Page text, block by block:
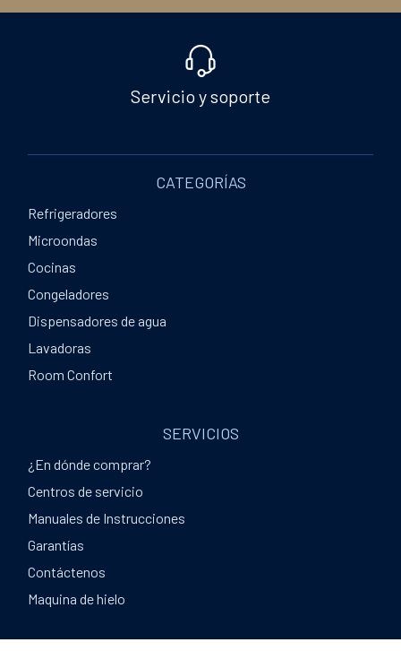
Servicio y soporte
CATEGORÍAS
Refrigeradores
Microondas
Cocinas
Congeladores
Dispensadores de agua
Lavadoras
Room Confort
SERVICIOS
¿En dónde comprar?
Centros de servicio
Manuales de Instrucciones
Garantías
Contáctenos
Maquina de hielo